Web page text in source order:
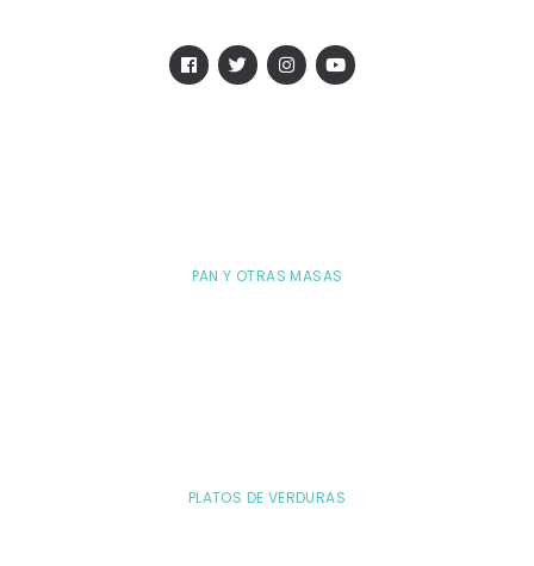
PAN Y OTRAS MASAS
PLATOS DE VERDURAS